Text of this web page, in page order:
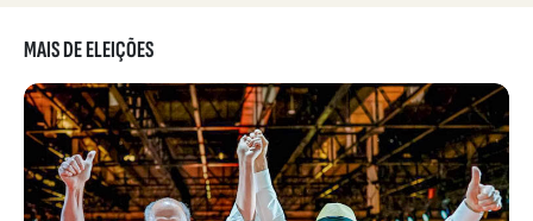
MAIS DE ELEIÇÕES